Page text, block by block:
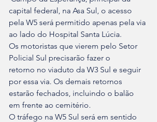
capital federal, na Asa Sul, o acesso
pela W5 será permitido apenas pela via
ao lado do Hospital Santa Lúcia.
Os motoristas que vierem pelo Setor
Policial Sul precisarão fazer o
retorno no viaduto da W3 Sul e seguir
por essa via. Os demais retornos
estarão fechados, incluindo o balão
em frente ao cemitério.
O tráfego na W5 Sul será em sentido